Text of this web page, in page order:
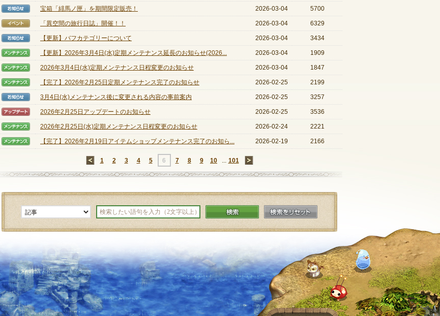
NEXONポイントチャージ
定期メンテナンス
※メンテナンス中はゲームをプレイできません。
【お知らせ】
宝箱「緋馬ノ匣」を期間限定販売！ 2026-03-04 5700
【イベント】
「異空間の旅行日誌」開催！！ 2026-03-04 6329
【お知らせ】
【更新】バフカテゴリーについて 2026-03-04 3434
【メンテナンス】
【更新】2026年3月4日(水)定期メンテナンス延長のお知らせ(2026... 2026-03-04 1909
【メンテナンス】
2026年3月4日(水)定期メンテナンス日程変更のお知らせ 2026-03-04 1847
【メンテナンス】
【完了】2026年2月25日定期メンテナンス完了のお知らせ 2026-02-25 2199
【お知らせ】
3月4日(水)メンテナンス後に変更される内容の事前案内 2026-02-25 3257
【アップデート】
2026年2月25日アップデートのお知らせ 2026-02-25 3536
【メンテナンス】
2026年2月25日(水)定期メンテナンス日程変更のお知らせ 2026-02-24 2221
【メンテナンス】
【完了】2026年2月19日アイテムショップメンテナンス完了のお知ら... 2026-02-19 2166
←1 2 3 4 5 6 7 8 9 10 ... 101
検索 検索をリセット
ページTOPへ